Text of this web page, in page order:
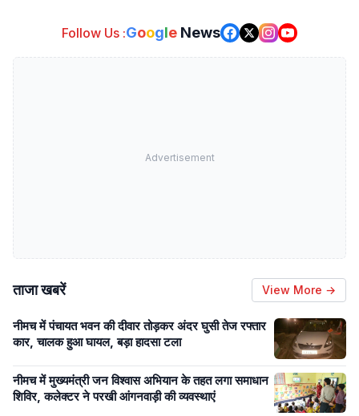
Follow Us :Google News
Advertisement
ताजा खबरें View More →
नीमच में पंचायत भवन की दीवार तोड़कर अंदर घुसी तेज रफ्तार
कार, चालक हुआ घायल, बड़ा हादसा टला
नीमच में मुख्यमंत्री जन विश्वास अभियान के तहत लगा समाधान
शिविर, कलेक्टर ने परखी आंगनवाड़ी की व्यवस्थाएं